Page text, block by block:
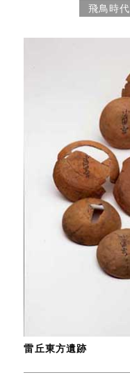
飛鳥時代
雷丘東方遺跡